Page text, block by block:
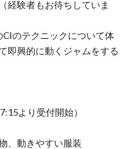
経験者もお待ちしていま
のテクニックについて体
即興的に動くジャムをする
より受付開始）
、動きやすい服装